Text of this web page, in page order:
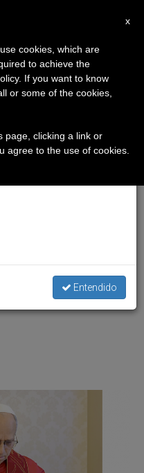
×
haremos la pausa
periodo de verano
y también el
Entendido
x
cookies, which are
to achieve the
If you want to know
or some of the cookies,
page, clicking a link or
agree to the use of cookies.